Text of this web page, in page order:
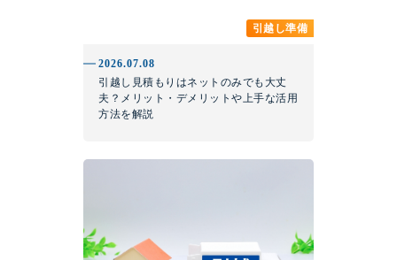
2026.07.08
引越し見積もりはネットのみでも大丈
夫？メリット・デメリットや上手な活用
方法を解説
引越し準備